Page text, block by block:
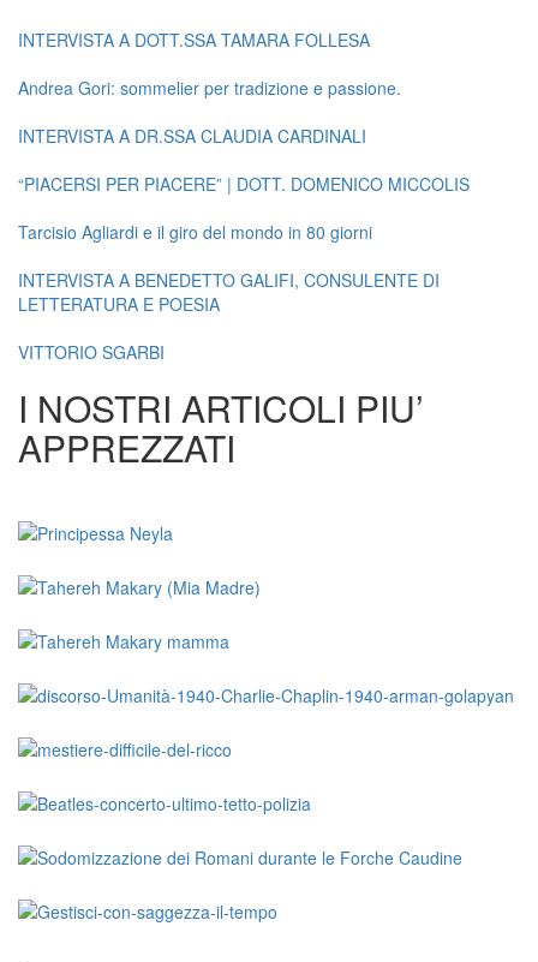
INTERVISTA A DOTT.SSA TAMARA FOLLESA
Andrea Gori: sommelier per tradizione e passione.
INTERVISTA A DR.SSA CLAUDIA CARDINALI
“PIACERSI PER PIACERE” | DOTT. DOMENICO MICCOLIS
Tarcisio Agliardi e il giro del mondo in 80 giorni
INTERVISTA A BENEDETTO GALIFI, CONSULENTE DI
LETTERATURA E POESIA
VITTORIO SGARBI
I NOSTRI ARTICOLI PIU’
APPREZZATI